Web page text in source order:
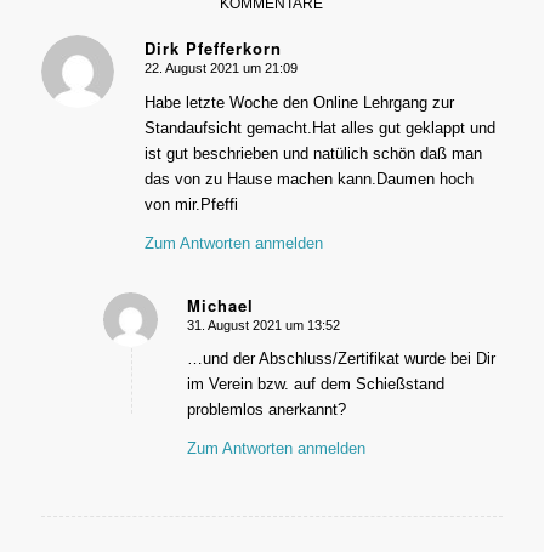
KOMMENTARE
Dirk Pfefferkorn
sagte:
22. August 2021 um 21:09
Habe letzte Woche den Online Lehrgang zur
Standaufsicht gemacht.Hat alles gut geklappt und
ist gut beschrieben und natülich schön daß man
das von zu Hause machen kann.Daumen hoch
von mir.Pfeffi
Zum Antworten anmelden
Michael
sagte:
31. August 2021 um 13:52
…und der Abschluss/Zertifikat wurde bei Dir
im Verein bzw. auf dem Schießstand
problemlos anerkannt?
Zum Antworten anmelden